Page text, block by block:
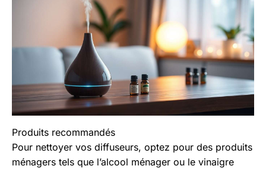
Produits recommandés
Pour nettoyer vos diffuseurs, optez pour des produits
ménagers tels que l’alcool ménager ou le vinaigre